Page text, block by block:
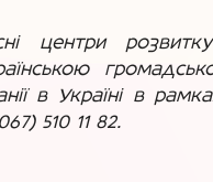
центри
в Україні в
510 11 82.